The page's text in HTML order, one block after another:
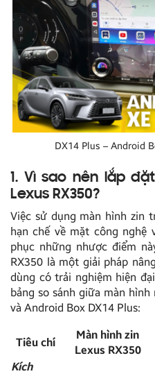
DX14 Plus – Android
1. Vì sao nên lắp
Lexus RX350?
Việc sử dụng màn hình zin
hạn chế về mặt công
phục những nhược điểm
RX350 là một giải pháp
dùng có trải nghiệm hiện
bảng so sánh giữa màn hình
và Android Box DX14 Plus:
Tiêu chí
Màn hình zin
Lexus RX350
Kích